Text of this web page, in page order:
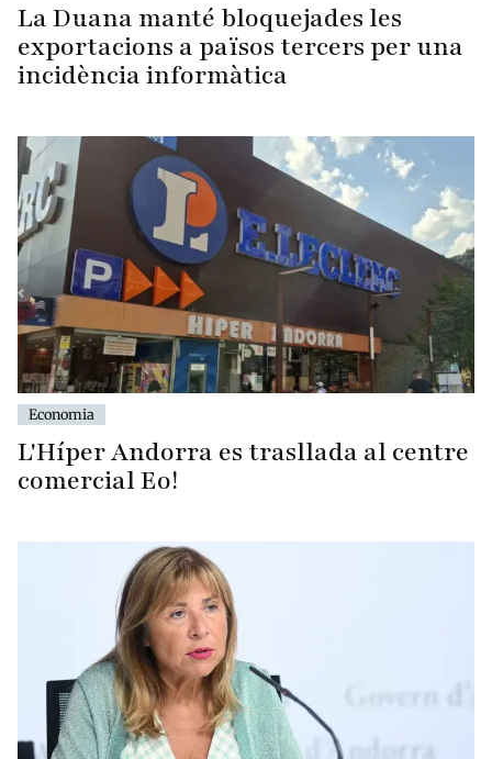
La Duana manté bloquejades les
exportacions a països tercers per una
incidència informàtica
Economia
L'Híper Andorra es trasllada al centre
comercial Eo!